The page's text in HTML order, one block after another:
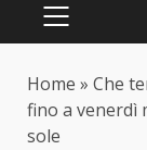
PRIMARY
Home » Che
fino a venerdì
sole